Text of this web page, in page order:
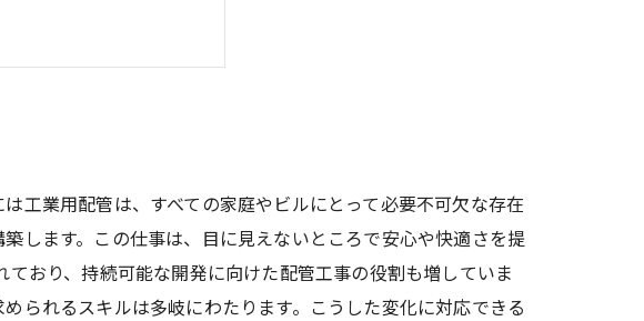
戦のチャンス
理由
踏み出そう！
工業用配管は、すべての家庭やビルにとって必要不可欠な存在
します。この仕事は、目に見えないところで安心や快適さを提
おり、持続可能な開発に向けた配管工事の役割も増していま
られるスキルは多岐にわたります。こうした変化に対応できる